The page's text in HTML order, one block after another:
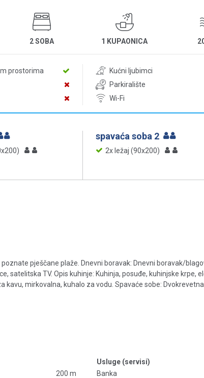
2 SOBA 1 KUPAONICA
prostorima
Kućni ljubimci
Parkiralište
Wi-Fi
spavaća soba 2
2x ležaj (90x200)
pješčane plaže. Dnevni boravak: Dnevni boravak/
satelitska TV. Opis kuhinje: Kuhinja, posuđe, kuhinjske krpe,
mirkovalna, kuhalo za vodu. Spavaće sobe: Dvokrevetna
200 m
Usluge (servisi)
Banka